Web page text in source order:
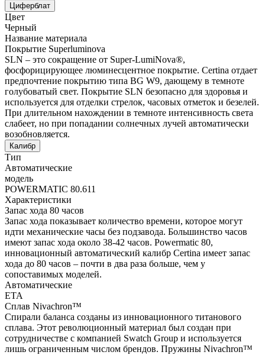
Циферблат
Цвет
Черный
Название материала
Покрытие Superluminova
SLN – это сокращение от Super-LumiNova®,
фосфорицирующее люминесцентное покрытие. Certina отдает
предпочтение покрытию типа BG W9, дающему в темноте
голубоватый свет. Покрытие SLN безопасно для здоровья и
используется для отделки стрелок, часовых отметок и безелей.
При длительном нахождении в темноте интенсивность света
слабеет, но при попадании солнечных лучей автоматически
возобновляется.
Калибр
Тип
Автоматические
модель
POWERMATIC 80.611
Характеристики
Запас хода 80 часов
Запас хода показывает количество времени, которое могут
идти механические часы без подзавода. Большинство часов
имеют запас хода около 38-42 часов. Powermatic 80,
инновационный автоматический калибр Certina имеет запас
хода до 80 часов – почти в два раза больше, чем у
сопоставимых моделей.
Автоматические
ETA
Сплав Nivachron™
Спирали баланса созданы из инновационного титанового
сплава. Этот революционный материал был создан при
сотрудничестве с компанией Swatch Group и используется
лишь ограниченным числом брендов. Пружины Nivachron™